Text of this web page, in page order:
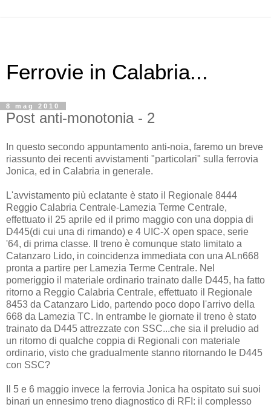
Ferrovie in Calabria...
8 mag 2010
Post anti-monotonia - 2
In questo secondo appuntamento anti-noia, faremo un breve
riassunto dei recenti avvistamenti "particolari" sulla ferrovia
Jonica, ed in Calabria in generale.
L'avvistamento più eclatante è stato il Regionale 8444
Reggio Calabria Centrale-Lamezia Terme Centrale,
effettuato il 25 aprile ed il primo maggio con una doppia di
D445(di cui una di rimando) e 4 UIC-X open space, serie
'64, di prima classe. Il treno è comunque stato limitato a
Catanzaro Lido, in coincidenza immediata con una ALn668
pronta a partire per Lamezia Terme Centrale. Nel
pomeriggio il materiale ordinario trainato dalle D445, ha fatto
ritorno a Reggio Calabria Centrale, effettuato il Regionale
8453 da Catanzaro Lido, partendo poco dopo l'arrivo della
668 da Lamezia TC. In entrambe le giornate il treno è stato
trainato da D445 attrezzate con SSC...che sia il preludio ad
un ritorno di qualche coppia di Regionali con materiale
ordinario, visto che gradualmente stanno ritornando le D445
con SSC?
Il 5 e 6 maggio invece la ferrovia Jonica ha ospitato sui suoi
binari un ennesimo treno diagnostico di RFI: il complesso